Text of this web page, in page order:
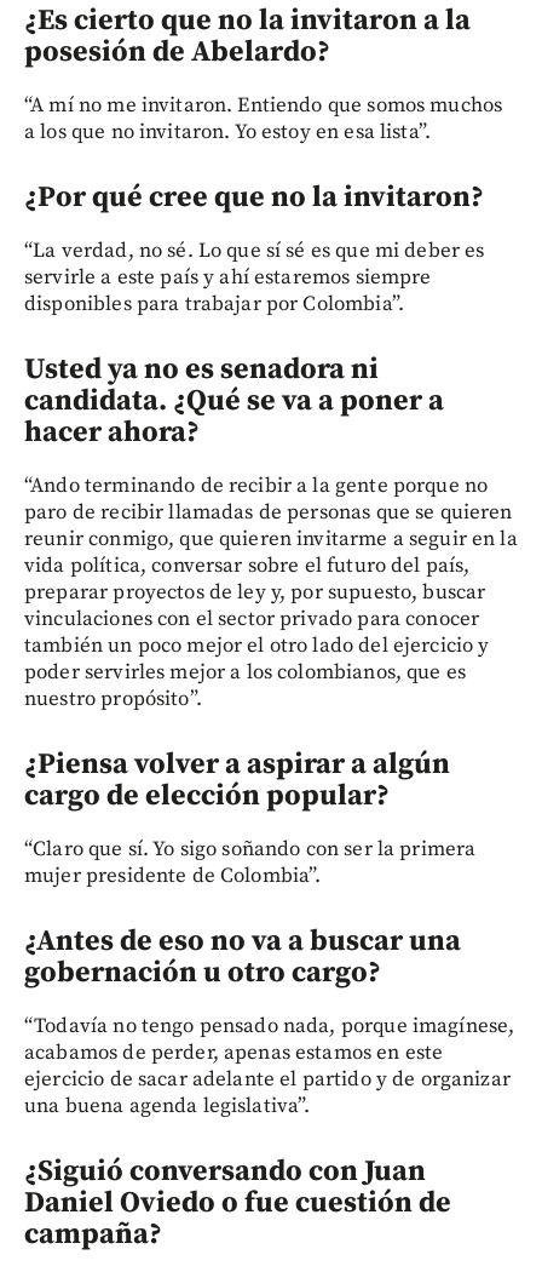
¿Es cierto que no la invitaron a la
posesión de Abelardo?
“A mí no me invitaron. Entiendo que somos muchos
a los que no invitaron. Yo estoy en esa lista”.
¿Por qué cree que no la invitaron?
“La verdad, no sé. Lo que sí sé es que mi deber es
servirle a este país y ahí estaremos siempre
disponibles para trabajar por Colombia”.
Usted ya no es senadora ni
candidata. ¿Qué se va a poner a
hacer ahora?
“Ando terminando de recibir a la gente porque no
paro de recibir llamadas de personas que se quieren
reunir conmigo, que quieren invitarme a seguir en la
vida política, conversar sobre el futuro del país,
preparar proyectos de ley y, por supuesto, buscar
vinculaciones con el sector privado para conocer
también un poco mejor el otro lado del ejercicio y
poder servirles mejor a los colombianos, que es
nuestro propósito”.
¿Piensa volver a aspirar a algún
cargo de elección popular?
“Claro que sí. Yo sigo soñando con ser la primera
mujer presidente de Colombia”.
¿Antes de eso no va a buscar una
gobernación u otro cargo?
“Todavía no tengo pensado nada, porque imagínese,
acabamos de perder, apenas estamos en este
ejercicio de sacar adelante el partido y de organizar
una buena agenda legislativa”.
¿Siguió conversando con Juan
Daniel Oviedo o fue cuestión de
campaña?